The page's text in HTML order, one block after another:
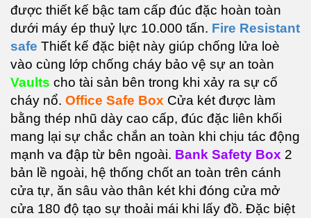
được thiết kế bậc tam cấp đúc đặc hoàn toàn
dưới máy ép thuỷ lực 10.000 tấn. Fire Resistant
safe Thiết kế đặc biệt này giúp chống lửa loè
vào cùng lớp chống cháy bảo vệ sự an toàn
Vaults cho tài sản bên trong khi xảy ra sự cố
cháy nổ. Office Safe Box Cửa két được làm
bằng thép nhũ dày cao cấp, đúc đặc liên khối
mang lại sự chắc chắn an toàn khi chịu tác động
mạnh va đập từ bên ngoài. Bank Safety Box 2
bản lề ngoài, hệ thống chốt an toàn trên cánh
cửa tự, ăn sâu vào thân két khi đóng cửa mở
cửa 180 độ tạo sự thoải mái khi lấy đồ. Đặc biệt